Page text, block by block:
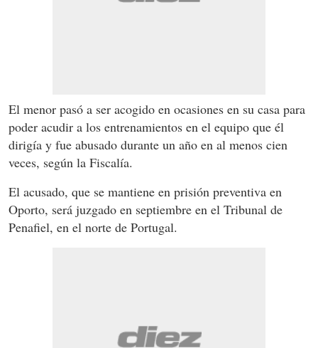
El menor pasó a ser acogido en ocasiones en su casa para
poder acudir a los entrenamientos en el equipo que él
dirigía y fue abusado durante un año en al menos cien
veces, según la Fiscalía.
El acusado, que se mantiene en prisión preventiva en
Oporto, será juzgado en septiembre en el Tribunal de
Penafiel, en el norte de Portugal.